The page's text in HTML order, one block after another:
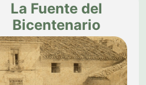
La Fuente del
Bicentenario